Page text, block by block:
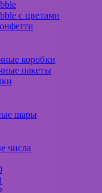
с цветами
коробки
пакеты
шары
числа